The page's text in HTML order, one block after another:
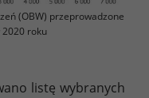
(OBW) przeprowadzone
roku
listę wybranych